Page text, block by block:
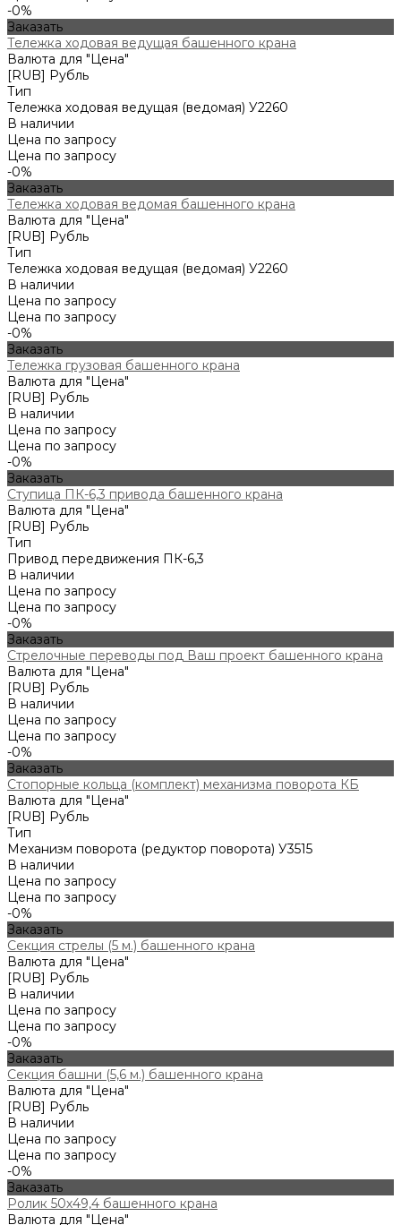
-0%
Заказать
Тележка ходовая ведущая башенного крана
Валюта для "Цена"
[RUB] Рубль
Тип
Тележка ходовая ведущая (ведомая) У2260
В наличии
Цена по запросу
Цена по запросу
-0%
Заказать
Тележка ходовая ведомая башенного крана
Валюта для "Цена"
[RUB] Рубль
Тип
Тележка ходовая ведущая (ведомая) У2260
В наличии
Цена по запросу
Цена по запросу
-0%
Заказать
Тележка грузовая башенного крана
Валюта для "Цена"
[RUB] Рубль
В наличии
Цена по запросу
Цена по запросу
-0%
Заказать
Ступица ПК-6,3 привода башенного крана
Валюта для "Цена"
[RUB] Рубль
Тип
Привод передвижения ПК-6,3
В наличии
Цена по запросу
Цена по запросу
-0%
Заказать
Стрелочные переводы под Ваш проект башенного крана
Валюта для "Цена"
[RUB] Рубль
В наличии
Цена по запросу
Цена по запросу
-0%
Заказать
Стопорные кольца (комплект) механизма поворота КБ
Валюта для "Цена"
[RUB] Рубль
Тип
Механизм поворота (редуктор поворота) У3515
В наличии
Цена по запросу
Цена по запросу
-0%
Заказать
Секция стрелы (5 м.) башенного крана
Валюта для "Цена"
[RUB] Рубль
В наличии
Цена по запросу
Цена по запросу
-0%
Заказать
Секция башни (5,6 м.) башенного крана
Валюта для "Цена"
[RUB] Рубль
В наличии
Цена по запросу
Цена по запросу
-0%
Заказать
Ролик 50х49,4 башенного крана
Валюта для "Цена"